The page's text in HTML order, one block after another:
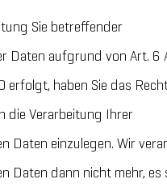
Sie betreffender
Daten aufgrund von Art. 6
erfolgt, haben Sie das
die Verarbeitung Ihrer
Daten einzulegen. Wir
Daten dann nicht mehr, es